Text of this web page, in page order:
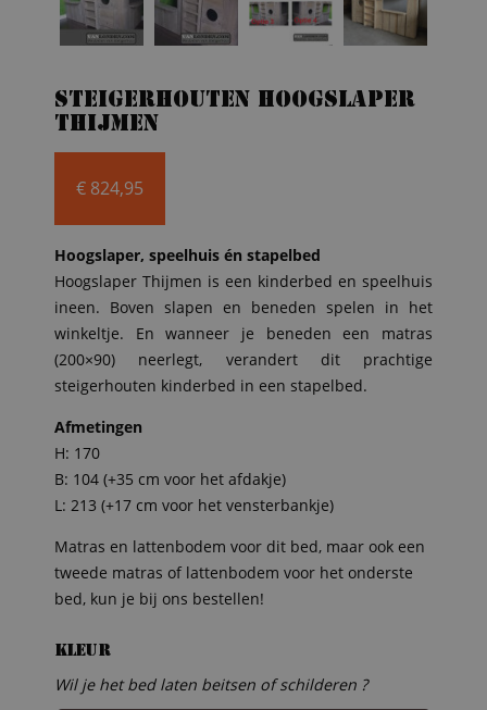
Steigerhouten hoogslaper
Thijmen
€ 824,95
Hoogslaper, speelhuis én stapelbed
Hoogslaper Thijmen is een kinderbed en speelhuis
ineen. Boven slapen en beneden spelen in het
winkeltje. En wanneer je beneden een matras
(200×90) neerlegt, verandert dit prachtige
steigerhouten kinderbed in een stapelbed.
Afmetingen
H: 170
B: 104 (+35 cm voor het afdakje)
L: 213 (+17 cm voor het vensterbankje)
Matras en lattenbodem voor dit bed, maar ook een
tweede matras of lattenbodem voor het onderste
bed, kun je bij ons bestellen!
Kleur
Wil je het bed laten beitsen of schilderen ?